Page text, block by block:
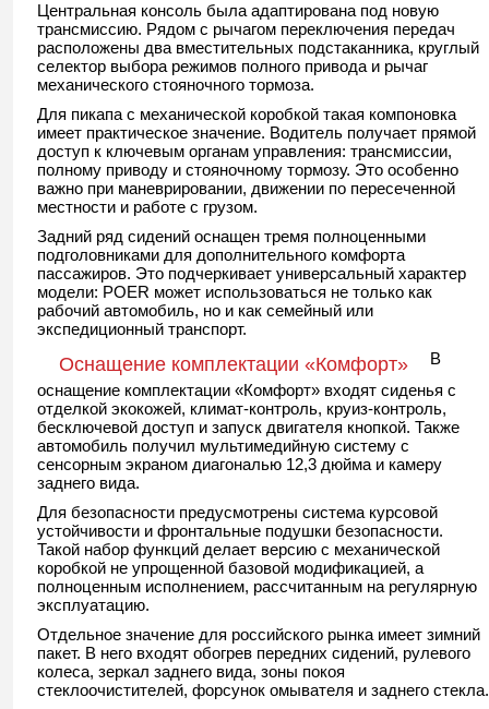
Центральная консоль была адаптирована под новую
трансмиссию. Рядом с рычагом переключения передач
расположены два вместительных подстаканника, круглый
селектор выбора режимов полного привода и рычаг
механического стояночного тормоза.
Для пикапа с механической коробкой такая компоновка
имеет практическое значение. Водитель получает прямой
доступ к ключевым органам управления: трансмиссии,
полному приводу и стояночному тормозу. Это особенно
важно при маневрировании, движении по пересеченной
местности и работе с грузом.
Задний ряд сидений оснащен тремя полноценными
подголовниками для дополнительного комфорта
пассажиров. Это подчеркивает универсальный характер
модели: POER может использоваться не только как
рабочий автомобиль, но и как семейный или
экспедиционный транспорт.
Оснащение комплектации «Комфорт»
В
оснащение комплектации «Комфорт» входят сиденья с
отделкой экокожей, климат-контроль, круиз-контроль,
бесключевой доступ и запуск двигателя кнопкой. Также
автомобиль получил мультимедийную систему с
сенсорным экраном диагональю 12,3 дюйма и камеру
заднего вида.
Для безопасности предусмотрены система курсовой
устойчивости и фронтальные подушки безопасности.
Такой набор функций делает версию с механической
коробкой не упрощенной базовой модификацией, а
полноценным исполнением, рассчитанным на регулярную
эксплуатацию.
Отдельное значение для российского рынка имеет зимний
пакет. В него входят обогрев передних сидений, рулевого
колеса, зеркал заднего вида, зоны покоя
стеклоочистителей, форсунок омывателя и заднего стекла.